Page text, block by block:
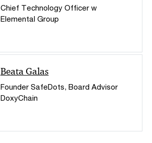
Chief Technology Officer w
Elemental Group
Beata Galas
Founder SafeDots, Board Advisor
DoxyChain